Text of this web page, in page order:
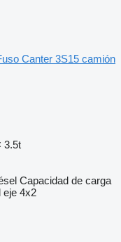
Canter 3S15 camión
3.5t
Capacidad de carga
eje 4x2